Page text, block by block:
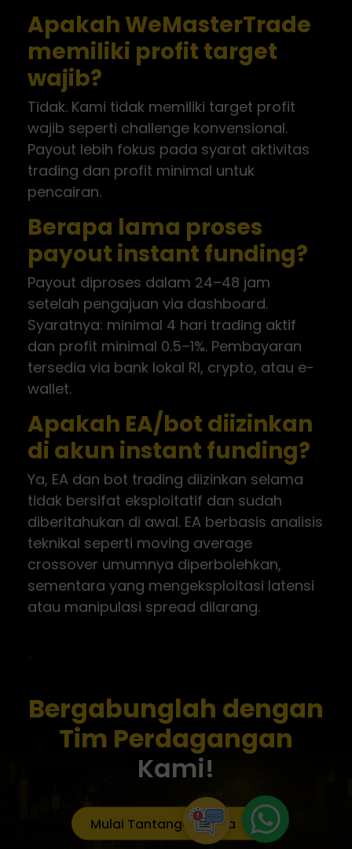
Apakah WeMasterTrade
memiliki profit target
wajib?
Tidak. Kami tidak memiliki target profit
wajib seperti challenge konvensional.
Payout lebih fokus pada syarat aktivitas
trading dan profit minimal untuk
pencairan.
Berapa lama proses
payout instant funding?
Payout diproses dalam 24–48 jam
setelah pengajuan via dashboard.
Syaratnya: minimal 4 hari trading aktif
dan profit minimal 0.5–1%. Pembayaran
tersedia via bank lokal RI, crypto, atau e-
wallet.
Apakah EA/bot diizinkan
di akun instant funding?
Ya, EA dan bot trading diizinkan selama
tidak bersifat eksploitatif dan sudah
diberitahukan di awal. EA berbasis analisis
teknikal seperti moving average
crossover umumnya diperbolehkan,
sementara yang mengeksploitasi latensi
atau manipulasi spread dilarang.
Bergabunglah dengan
Tim Perdagangan
Kami!
Mulai Tantangan Anda